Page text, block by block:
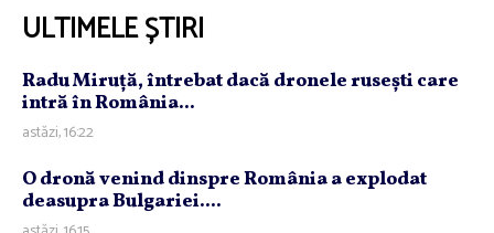
ULTIMELE ȘTIRI
Radu Miruţă, întrebat dacă dronele ruseşti care
intră în România...
astăzi, 16:22
O dronă venind dinspre România a explodat
deasupra Bulgariei....